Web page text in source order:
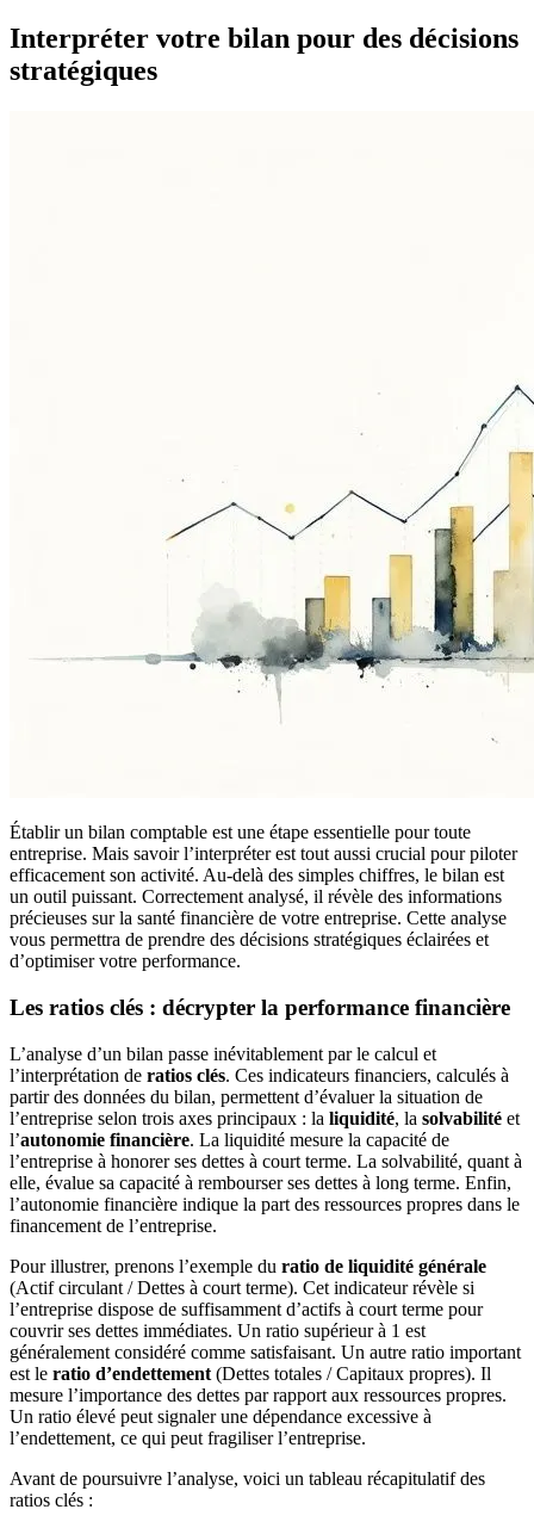
Interpréter votre bilan pour des décisions
stratégiques
Établir un bilan comptable est une étape essentielle pour toute
entreprise. Mais savoir l’interpréter est tout aussi crucial pour piloter
efficacement son activité. Au-delà des simples chiffres, le bilan est
un outil puissant. Correctement analysé, il révèle des informations
précieuses sur la santé financière de votre entreprise. Cette analyse
vous permettra de prendre des décisions stratégiques éclairées et
d’optimiser votre performance.
Les ratios clés : décrypter la performance financière
L’analyse d’un bilan passe inévitablement par le calcul et
l’interprétation de ratios clés. Ces indicateurs financiers, calculés à
partir des données du bilan, permettent d’évaluer la situation de
l’entreprise selon trois axes principaux : la liquidité, la solvabilité et
l’autonomie financière. La liquidité mesure la capacité de
l’entreprise à honorer ses dettes à court terme. La solvabilité, quant à
elle, évalue sa capacité à rembourser ses dettes à long terme. Enfin,
l’autonomie financière indique la part des ressources propres dans le
financement de l’entreprise.
Pour illustrer, prenons l’exemple du ratio de liquidité générale
(Actif circulant / Dettes à court terme). Cet indicateur révèle si
l’entreprise dispose de suffisamment d’actifs à court terme pour
couvrir ses dettes immédiates. Un ratio supérieur à 1 est
généralement considéré comme satisfaisant. Un autre ratio important
est le ratio d’endettement (Dettes totales / Capitaux propres). Il
mesure l’importance des dettes par rapport aux ressources propres.
Un ratio élevé peut signaler une dépendance excessive à
l’endettement, ce qui peut fragiliser l’entreprise.
Avant de poursuivre l’analyse, voici un tableau récapitulatif des
ratios clés :